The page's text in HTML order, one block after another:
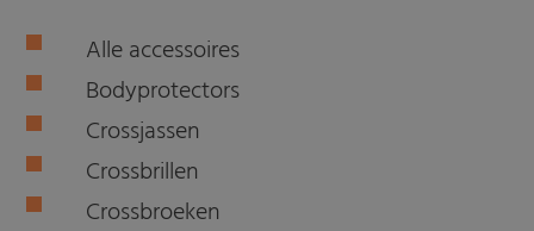
Alle accessoires
Bodyprotectors
Crossjassen
Crossbrillen
Crossbroeken